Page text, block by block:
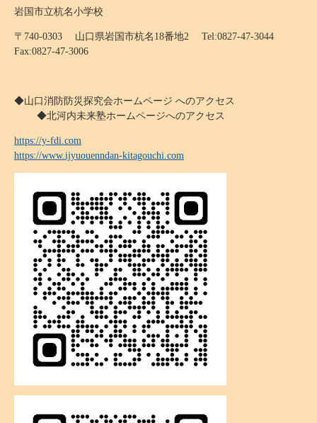
岩国市立杭名小学校
〒740-0303 山口県岩国市杭名18番地2 Tel:0827-47-3044
Fax:0827-47-3006
◆山口消防防災探究会ホームページ へのアクセス
◆北河内未来塾ホームページへのアクセス
https://y-fdi.com
https://www.ijyuouenndan-kitagouchi.com